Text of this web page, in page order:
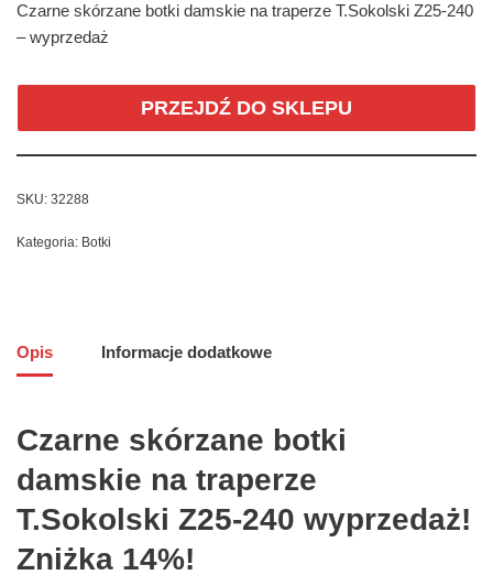
Czarne skórzane botki damskie na traperze T.Sokolski Z25-240
– wyprzedaż
PRZEJDŹ DO SKLEPU
SKU: 32288
Kategoria: Botki
Opis Informacje dodatkowe
Czarne skórzane botki
damskie na traperze
T.Sokolski Z25-240 wyprzedaż!
Zniżka 14%!